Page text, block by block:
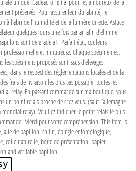
unique. Cadeau original pour les amoureux de la
préservés. Pour assurer leur durabilité, je
à l’abri de l’humidité et de la lumière directe. Astuce :
quelques jours une fois par an afin d’éliminer
sont de grade a1. Parfait état, couleurs
professionnelle et minutieuse. Chaque spécimen est
spécimens proposés sont issus d’élevages
dans le respect des réglementations locales et de la
frais de livraison les plus bas possible, toutes les
relay. En passant commande sur ma boutique, vous
un point relais proche de chez vous. (sauf l’allemagne :
relay). Veuillez indiquer le point relais le plus
Merci pour votre compréhension. This item is
aile de papillon, chitin, épingle entomologique,
colle naturelle, boîte de présentation, papier
and véritable papillon.